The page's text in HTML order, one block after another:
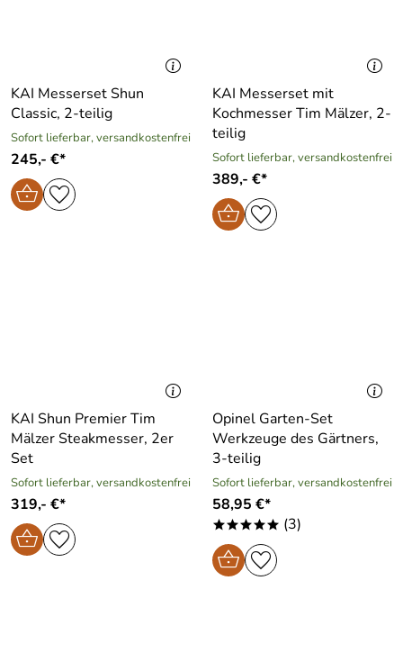
KAI Messerset Shun
Classic, 2-teilig
Sofort lieferbar, versandkostenfrei
245,- €*
KAI Messerset mit
Kochmesser Tim Mälzer, 2-
teilig
Sofort lieferbar, versandkostenfrei
389,- €*
KAI Shun Premier Tim
Mälzer Steakmesser, 2er
Set
Sofort lieferbar, versandkostenfrei
319,- €*
Opinel Garten-Set
Werkzeuge des Gärtners,
3-teilig
Sofort lieferbar, versandkostenfrei
58,95 €*
***** (3)